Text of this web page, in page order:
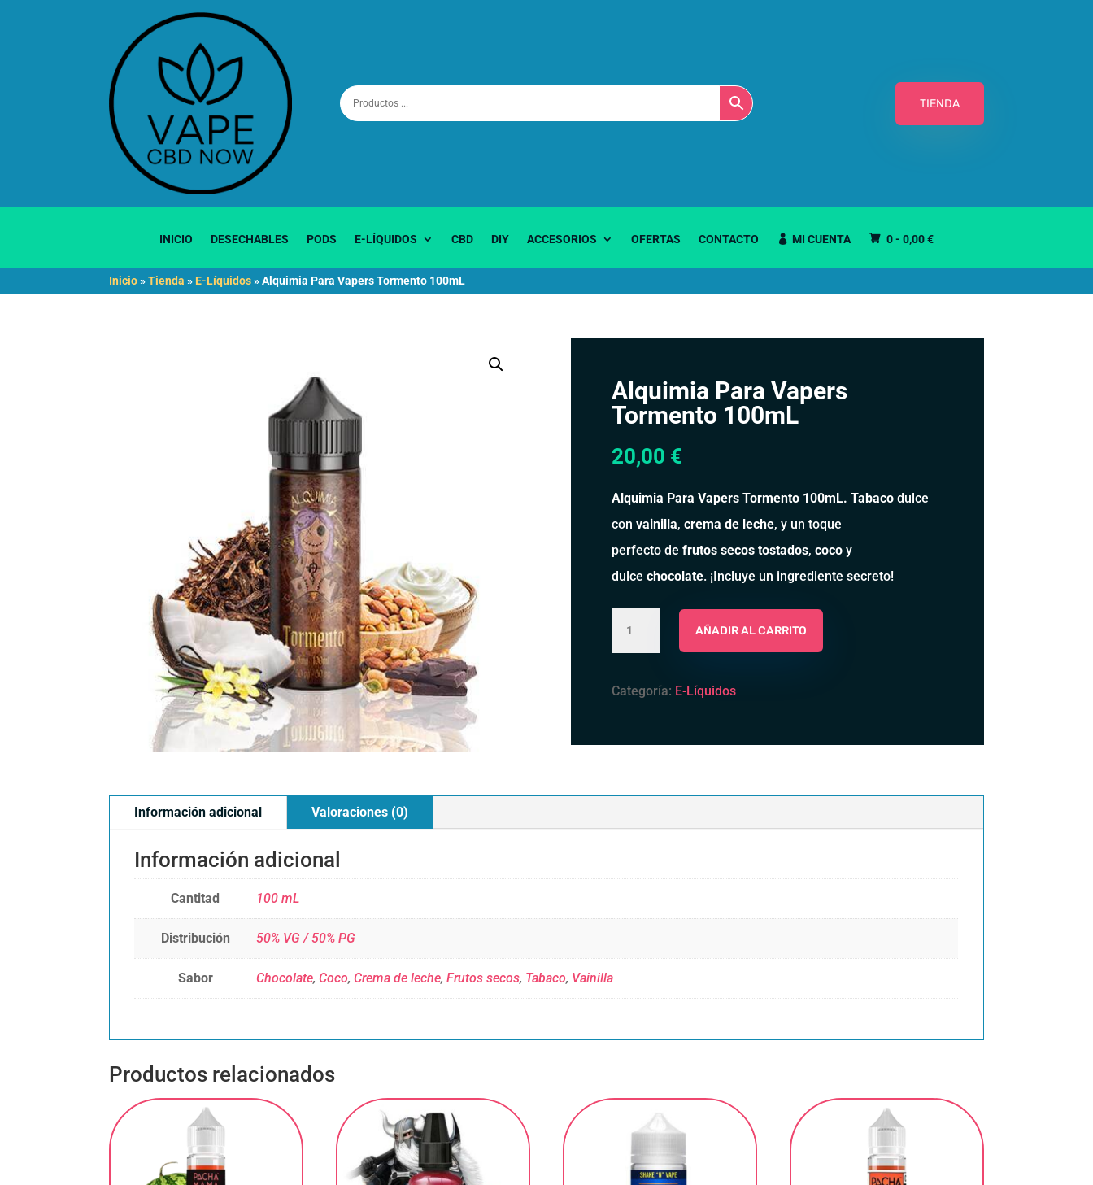
TIENDA
INICIO DESECHABLES PODS E-LÍQUIDOS CBD DIY ACCESORIOS OFERTAS CONTACTO MI CUENTA 0 - 0,00€
Inicio»Tienda »E-Líquidos»Alquimia Para Vapers Tormento 100mL
Alquimia Para Vapers
Tormento 100mL
20,00 €
Alquimia Para Vapers Tormento 100mL. Tabaco dulce
con vainilla, crema de leche, y un toque
perfecto de frutos secos tostados, coco y
dulce chocolate. ¡Incluye un ingrediente secreto!
Para
Vapers
Tormento
100mL
AÑADIR AL CARRITO
Categoría: E-Líquidos
Información adicional Valoraciones (0)
Información adicional
Cantitad 100 mL
Distribución 50% VG / 50% PG
Sabor Chocolate, Coco, Crema de leche,Frutos secos, Tabaco, Vainilla
Productos relacionados